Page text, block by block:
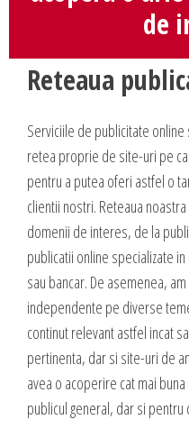
Blog
Contact
DESPRE NOI
Daca te gandesti la o
noi te ajutam sa o pui in
oferindu-ti servicii web
Experienta acumulata de-a
cot cu internetul am dezvoltat
profiluri, ne-a oferit un simt fin
dezvoltarea unei afaceri
viziunea ta, putem sa
propunem detalii care probabil
valoare produselor sau
Administrare si Mentenanta Site
Administrare server
Implementare plata card
SMS gateway
GAZDUIRE & DOMENII
Inregistrari, Rezervari domenii
Gazduire Web (web site +
Gazduire eMail (doar email)
Servere VPS
Administrare server
de
Reteaua
Serviciile de publicitate
retea proprie de site-uri pe
pentru a putea oferi astfel o
clientii nostri. Reteaua
domenii de interes, de la
publicatii online specializate
sau bancar. De asemenea,
independente pe diverse
continut relevant astfel incat
pertinenta, dar si site-uri de
avea o acoperire cat mai
publicul general, dar si pentru